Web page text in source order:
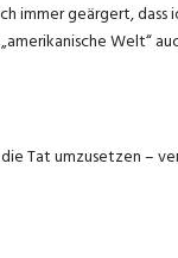
immer geärgert,
Welt“
Tat umzusetzen –